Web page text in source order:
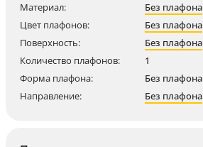
Материал:
Без плафона
Цвет плафонов:
Без плафона
Поверхность:
Без плафона
Количество плафонов:
1
Форма плафона:
Без плафона
Направление:
Без плафона